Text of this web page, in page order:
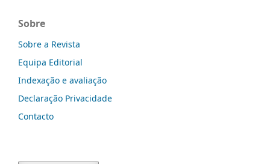
Sobre
Sobre a Revista
Equipa Editorial
Indexação e avaliação
Declaração Privacidade
Contacto